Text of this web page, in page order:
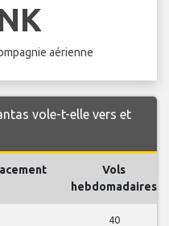
aérienne
vole-t-elle vers et
Vols
hebdomadaires
40